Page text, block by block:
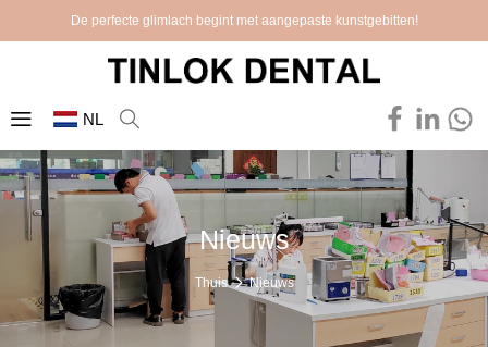
De perfecte glimlach begint met aangepaste kunstgebitten!
NL
Nieuws
Thuis Nieuws